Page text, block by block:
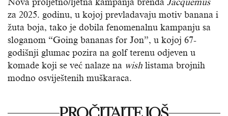
za 2025. godinu, u kojoj prevladavaju motiv banana i
žuta boja, tako je dobila fenomenalnu kampanju sa
sloganom “Going bananas for Jon”, u kojoj 67-
godišnji glumac pozira na golf terenu odjeven u
komade koji se već nalaze na wish listama brojnih
modno osviještenih muškaraca.